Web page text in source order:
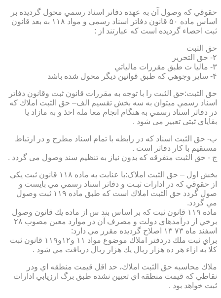
حقوقي كه وصول آن به عهده دفاتر اسناد رسمي محول گرديده بر
اساس ماده ۵۰ قانون دفاتر اسناد رسمي و مواد ۱۱۸ به بعد قانون
ثبت احصاء گرديده است كه عبارتند از :
حق الثبت
۲- حق التحرير
۳- ماليا ت طبق مقررات مالياتي
۴- ساير وجوهي كه طبق قوانين ديگر محول شده باشد
حق الثبت:حق الثبت را با توجه به مقررات قانون ثبت وقانون دفاتر
اسناد رسمي ميتوان به سه بخش تقسيم الف– حق الثبت املاك كه
در دفاتر اسناد رسمي به هنگام انجام معا مله اخذ و به مازاد يا
بقاياي ثبتی تعبیر می شود .
ب- حق الثبت اسناد كه در رابطه با تمام اسناد مطرح و در ارتباط
مستقيم با كار دفاتر است .
ج - حق الثبت متفرقه كه بدون نياز به تنظیم سند وصول می گردد .
بخش اول – حق الثبت املاک:با عنايت به ماده ۱۱۸ قانون ثبت يكي
از حقوقي كه در ادارات ثبـت و دفاتر اسناد رسمي مي بايست و
صول گردد حق الثبت املاك است كه طبق ماده ۱۱۹ ثبت وصول
مي گردد.
ماده ۱۱۹ قانون ثبت كه بر اساس بند س از ماده يك قانون وصول
برخي از درآمدهاي دولت و مصرف آن در موارد معين مصوب ۲۸
اسفند ماه ۷۳ ۱۳ اصلاح گرديده مقرر مي دارد:
براي ثبت ملك دردفتر املاك موضوع مواد ۱۱ و۱۲و۱۱۹ قانون ثبت
كلا به ازاء هر ده هزار ريال يك هزار ريال دريافت مي شود .
ملاك محاسبه حق الثبت املاك، حد اقل قيمت منطقه اي ودر
نقاطي كه قيمت منطقه اي تعيين نشده طبق برگ ارزيابي ادارات
ثبت خواهد بود .